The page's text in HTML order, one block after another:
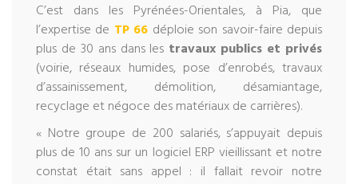
C’est dans les Pyrénées-Orientales, à Pia, que
l’expertise de TP 66 déploie son savoir-faire depuis
plus de 30 ans dans les travaux publics et privés
(voirie, réseaux humides, pose d’enrobés, travaux
d’assainissement, démolition, désamiantage,
recyclage et négoce des matériaux de carrières).
« Notre groupe de 200 salariés, s’appuyait depuis
plus de 10 ans sur un logiciel ERP vieillissant et notre
constat était sans appel : il fallait revoir notre